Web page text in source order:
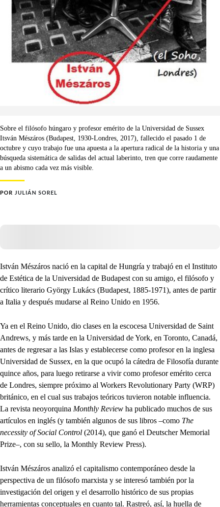
Sobre el filósofo húngaro y profesor emérito de la Universidad de Sussex
Itsván Mészáros (Budapest, 1930-Londres, 2017), fallecido el pasado 1 de
octubre y cuyo trabajo fue una apuesta a la apertura radical de la historia y una
búsqueda sistemática de salidas del actual laberinto, tren que corre raudamente
a un abismo cada vez más visible.
POR JULIÁN SOREL
István Mészáros nació en la capital de Hungría y trabajó en el Instituto
de Estética de la Universidad de Budapest con su amigo, el filósofo y
crítico literario György Lukács (Budapest, 1885-1971), antes de partir
a Italia y después mudarse al Reino Unido en 1956.
Ya en el Reino Unido, dio clases en la escocesa Universidad de Saint
Andrews, y más tarde en la Universidad de York, en Toronto, Canadá,
antes de regresar a las Islas y establecerse como profesor en la inglesa
Universidad de Sussex, en la que ocupó la cátedra de Filosofía durante
quince años, para luego retirarse a vivir como profesor emérito cerca
de Londres, siempre próximo al Workers Revolutionary Party (WRP)
británico, en el cual sus trabajos teóricos tuvieron notable influencia.
La revista neoyorquina Monthly Review ha publicado muchos de sus
artículos en inglés (y también algunos de sus libros –como The
necessity of Social Control (2014), que ganó el Deutscher Memorial
Prize–, con su sello, la Monthly Review Press).
István Mészáros analizó el capitalismo contemporáneo desde la
perspectiva de un filósofo marxista y se interesó también por la
investigación del origen y el desarrollo histórico de sus propias
herramientas conceptuales en cuanto tal. Rastreó, así, la huella de